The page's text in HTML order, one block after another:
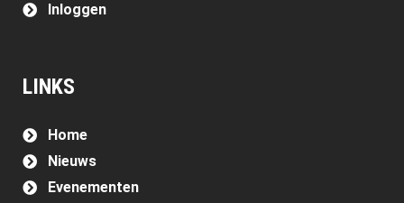
Inloggen
LINKS
Home
Nieuws
Evenementen